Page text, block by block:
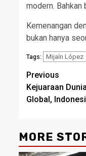
modern.
Kemenangan
bukan hanya
Tags: Mijaín López
Post
Previous
Kejuaraan
Global,
MORE